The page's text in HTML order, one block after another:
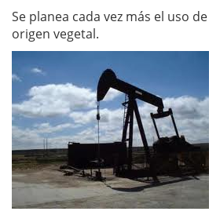
Se planea cada vez más el uso
origen vegetal.